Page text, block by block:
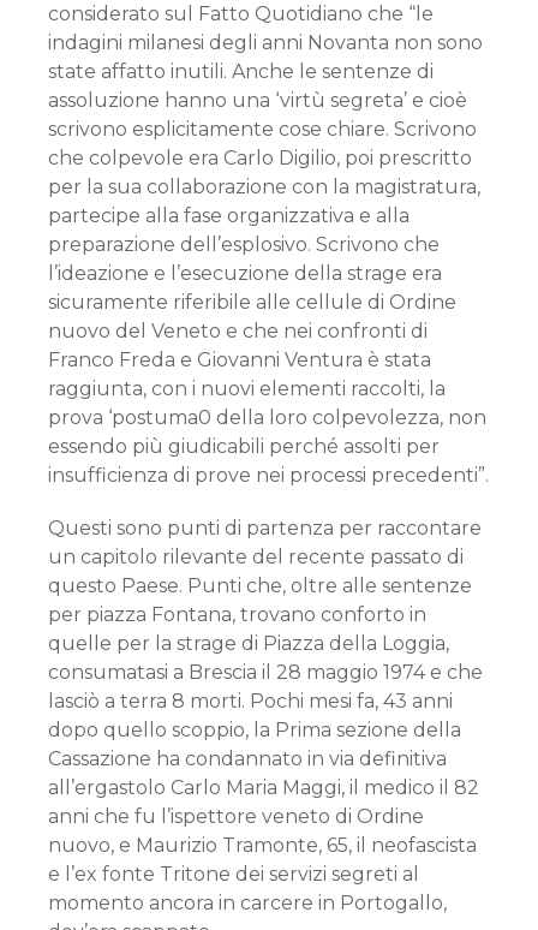
considerato sul Fatto Quotidiano che “le
indagini milanesi degli anni Novanta non sono
state affatto inutili. Anche le sentenze di
assoluzione hanno una ‘virtù segreta’ e cioè
scrivono esplicitamente cose chiare. Scrivono
che colpevole era Carlo Digilio, poi prescritto
per la sua collaborazione con la magistratura,
partecipe alla fase organizzativa e alla
preparazione dell’esplosivo. Scrivono che
l’ideazione e l’esecuzione della strage era
sicuramente riferibile alle cellule di Ordine
nuovo del Veneto e che nei confronti di
Franco Freda e Giovanni Ventura è stata
raggiunta, con i nuovi elementi raccolti, la
prova ‘postuma0 della loro colpevolezza, non
essendo più giudicabili perché assolti per
insufficienza di prove nei processi precedenti”.
Questi sono punti di partenza per raccontare
un capitolo rilevante del recente passato di
questo Paese. Punti che, oltre alle sentenze
per piazza Fontana, trovano conforto in
quelle per la strage di Piazza della Loggia,
consumatasi a Brescia il 28 maggio 1974 e che
lasciò a terra 8 morti. Pochi mesi fa, 43 anni
dopo quello scoppio, la Prima sezione della
Cassazione ha condannato in via definitiva
all’ergastolo Carlo Maria Maggi, il medico il 82
anni che fu l’ispettore veneto di Ordine
nuovo, e Maurizio Tramonte, 65, il neofascista
e l’ex fonte Tritone dei servizi segreti al
momento ancora in carcere in Portogallo,